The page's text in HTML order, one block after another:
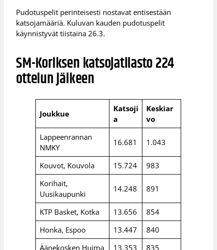
Pudotuspelit perinteisesti nostavat entisestään
katsojamääriä. Kuluvan kauden pudotuspelit
käynnistyvät tiistaina 26.3.
SM-Koriksen katsojatilasto 224
ottelun jälkeen
Joukkue
Katsoji
a
Keskiar
vo
Lappeenrannan
NMKY
16.681 1.043
Kouvot, Kouvola 15.724
983
Korihait,
Uusikaupunki
14.248 891
KTP Basket, Kotka 13.656
854
Honka, Espoo
13.447
840
Äänekosken Huima
13.353
835